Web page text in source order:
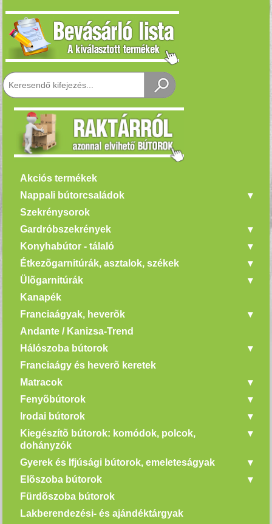
Akciós termékek
Nappali bútorcsaládok
Szekrénysorok
Gardróbszekrények
Konyhabútor - tálaló
Étkezõgarnitúrák, asztalok, székek
Ülõgarnitúrák
Kanapék
Franciaágyak, heverõk
Andante / Kanizsa-Trend
Hálószoba bútorok
Franciaágy és heverõ keretek
Matracok
Fenyõbútorok
Irodai bútorok
Kiegészítõ bútorok: komódok, polcok,
dohányzók
Gyerek és Ifjúsági bútorok, emeleteságyak
Elõszoba bútorok
Fürdõszoba bútorok
Lakberendezési- és ajándéktárgyak